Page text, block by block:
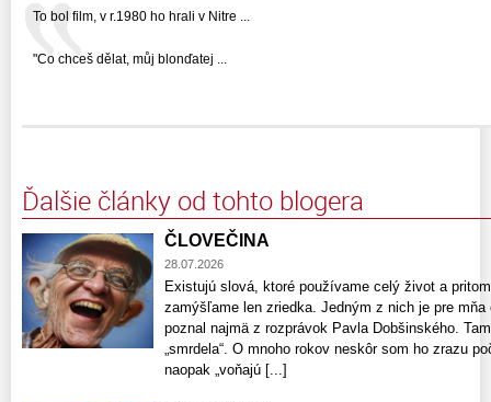
To bol film, v r.1980 ho hrali v Nitre ...
"Co chceš dělat, můj blonďatej ...
Ďalšie články od tohto blogera
ČLOVEČINA
28.07.2026
Existujú slová, ktoré používame celý život a
zamýšľame len zriedka. Jedným z nich je pre
poznal najmä z rozprávok Pavla Dobšinského.
„smrdela“. O mnoho rokov neskôr som ho zrazu
naopak „voňajú [...]